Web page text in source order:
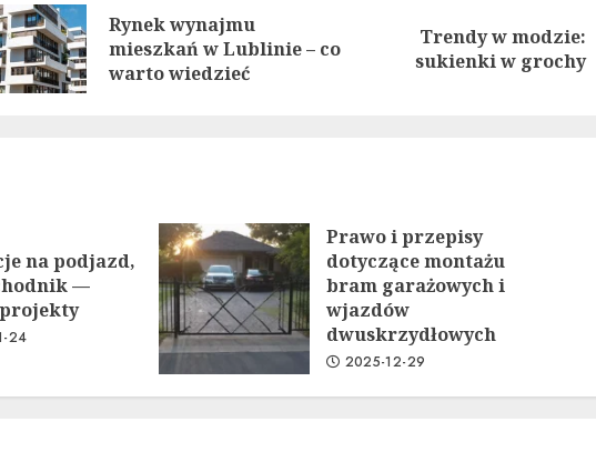
Previous
Rynek wynajmu
mieszkań w Lublinie – co
warto wiedzieć
Trendy w modzie:
sukienki w grochy
na podjazd,
—
24
Prawo i przepisy
dotyczące montażu
bram garażowych i
wjazdów
dwuskrzydłowych
2025-12-29